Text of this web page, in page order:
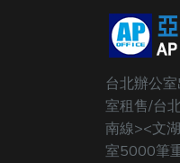
台北辦公
室租售/台
南線><文
室5000筆